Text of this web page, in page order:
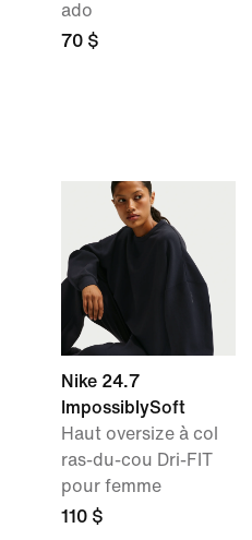
ado
70 $
Nike 24.7
ImpossiblySoft
Haut oversize à col
ras-du-cou Dri-FIT
pour femme
110 $